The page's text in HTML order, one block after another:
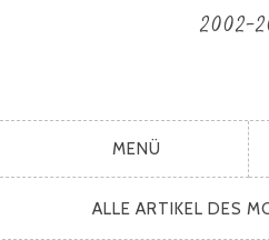
2002-
MENÜ
ALLE ARTIKEL DES